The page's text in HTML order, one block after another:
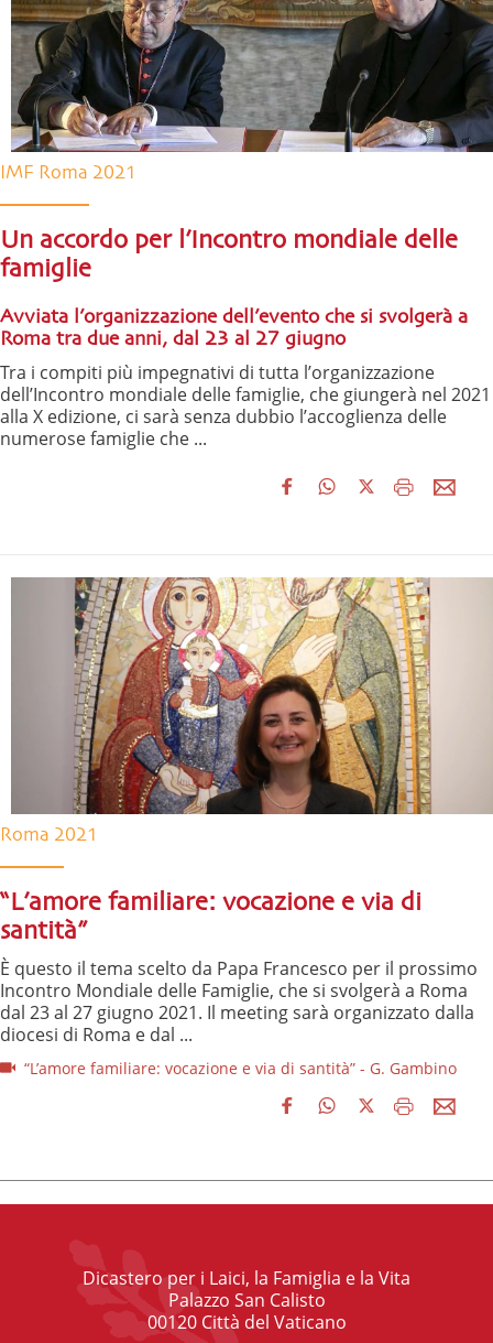
IMF Roma 2021
Un accordo per l’Incontro mondiale delle
famiglie
Avviata l’organizzazione dell’evento che si svolgerà a
Roma tra due anni, dal 23 al 27 giugno
Tra i compiti più impegnativi di tutta l’organizzazione
dell’Incontro mondiale delle famiglie, che giungerà nel 2021
alla X edizione, ci sarà senza dubbio l’accoglienza delle
numerose famiglie che ...
Roma 2021
“L’amore familiare: vocazione e via di
santità”
È questo il tema scelto da Papa Francesco per il prossimo
Incontro Mondiale delle Famiglie, che si svolgerà a Roma
dal 23 al 27 giugno 2021. Il meeting sarà organizzato dalla
diocesi di Roma e dal ...
“L’amore familiare: vocazione e via di santità” - G. Gambino
Dicastero per i Laici, la Famiglia e la Vita
Palazzo San Calisto
00120 Città del Vaticano